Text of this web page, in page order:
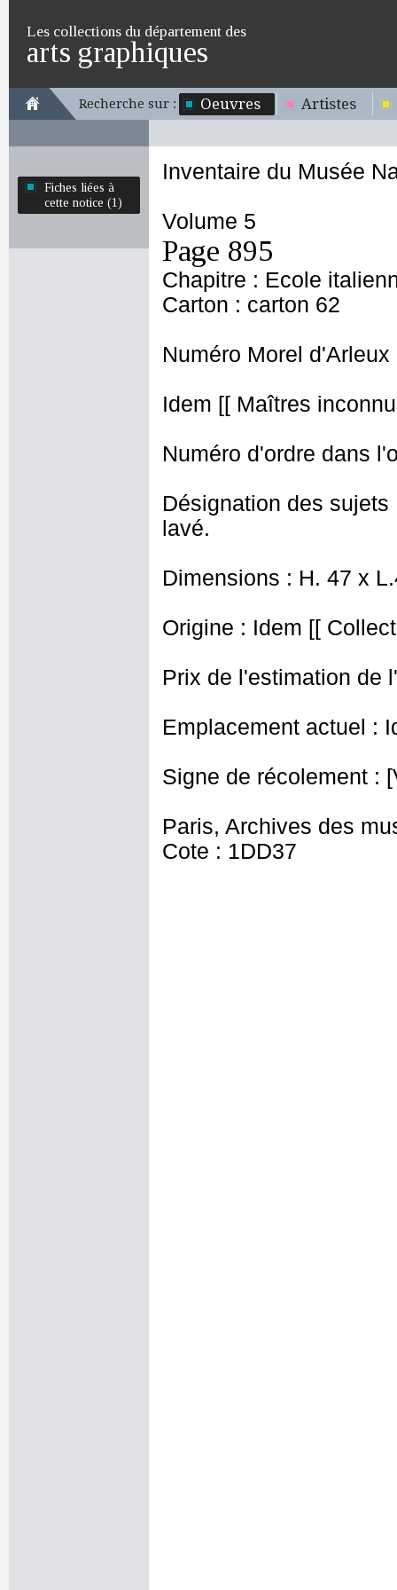
Les collections du département des
arts graphiques
Recherche sur : Oeuvres Artistes
Fiches liées à
cette notice (1)
Inventaire du Musée
Volume 5
Page 895
Chapitre : Ecole
Carton : carton 62
Numéro Morel d'Arleux
Idem [[ Maîtres
Numéro d'ordre dans
Désignation des
lavé.
Dimensions : H. 47 x
Origine : Idem [[
Prix de l'estimation de
Emplacement actuel :
Signe de récolement :
Paris, Archives des
Cote : 1DD37